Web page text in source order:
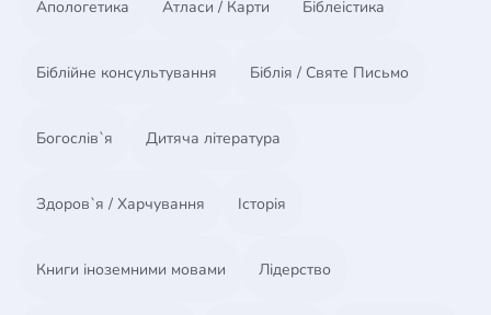
webkitAllowFullScreen mozallowfullscreen
Апологетика Атласи / Карти Біблеістика
Біблійне консультування Біблія / Святе Письмо
Богослів`я Дитяча література
Здоров`я / Харчування Історія
Книги іноземними мовами Лідерство